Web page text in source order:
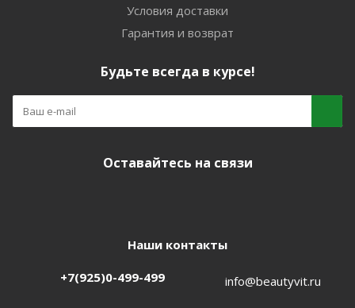
Условия доставки
Гарантия и возврат
Будьте всегда в курсе!
Оставайтесь на связи
Наши контакты
+7(925)0-499-499 info@beautyvit.ru